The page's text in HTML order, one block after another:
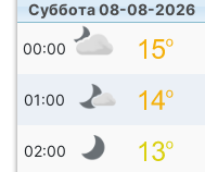
Суббота 08-08-2026
00:00
01:00
02:00